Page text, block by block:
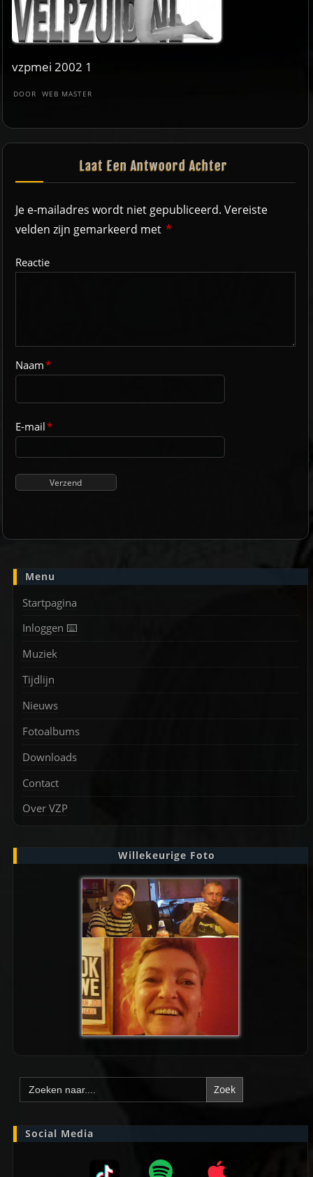
vzpmei 2002 1
DOOR WEB MASTER
Laat Een Antwoord Achter
Je e-mailadres wordt niet gepubliceerd. Vereiste
velden zijn gemarkeerd met *
Reactie
Naam*
E-mail*
Menu
Startpagina
Inloggen ⌨️
Muziek
Tijdlijn
Nieuws
Fotoalbums
Downloads
Contact
Over VZP
Willekeurige Foto
Zoek
naar:
Social Media